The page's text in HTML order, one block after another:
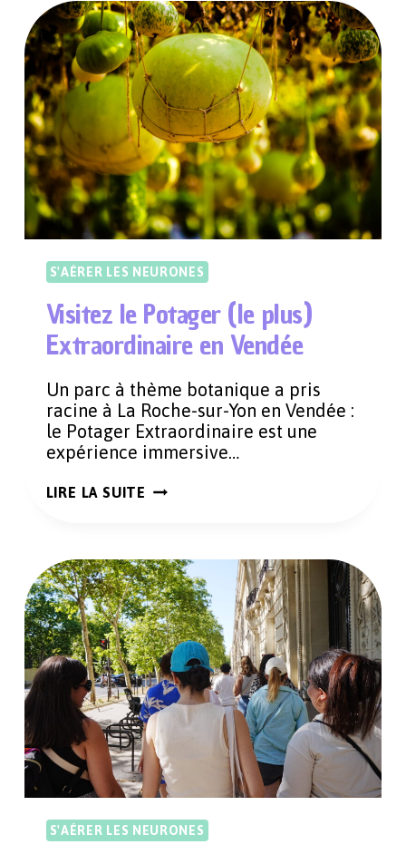
AVEC
POUPETTE
BISCUITERIE
FUNKY
À
PARIS
S'AÉRER LES NEURONES
Visitez le Potager (le plus)
Extraordinaire en Vendée
Un parc à thème botanique a pris
racine à La Roche-sur-Yon en Vendée :
le Potager Extraordinaire est une
expérience immersive…
LIRE LA SUITE VISITEZ
EXTRAORDINAIRE
EN
VENDÉE
S'AÉRER LES NEURONES